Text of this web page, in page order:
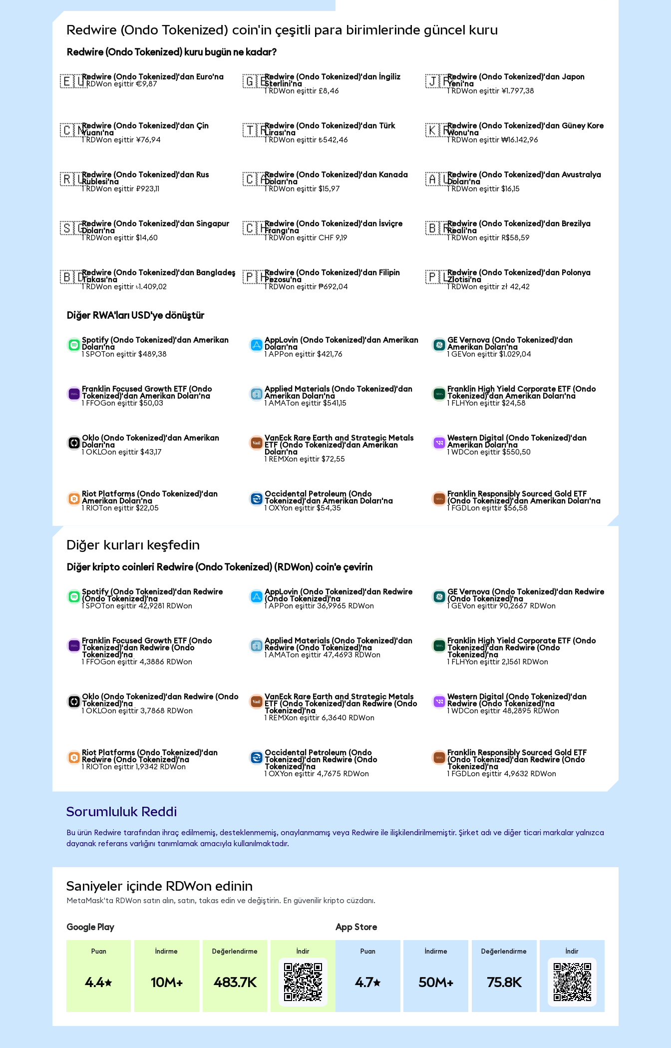
Redwire (Ondo Tokenized) coin'in çeşitli para birimlerinde güncel kuru
Redwire (Ondo Tokenized) kuru bugün ne kadar?
🇪🇺Redwire (Ondo Tokenized)'dan Euro'na
1 RDWon eşittir €9,87
🇬🇧Redwire (Ondo Tokenized)'dan İngiliz
Sterlini'na
1 RDWon eşittir £8,46
🇯🇵Redwire (Ondo Tokenized)'dan Japon
Yeni'na
1 RDWon eşittir ¥1.797,38
🇨🇳Redwire (Ondo Tokenized)'dan Çin
Yuanı'na
1 RDWon eşittir ¥76,94
🇹🇷Redwire (Ondo Tokenized)'dan Türk
Lirası'na
1 RDWon eşittir ₺542,46
🇰🇷Redwire (Ondo Tokenized)'dan Güney Kore
Wonu'na
1 RDWon eşittir ₩16.142,96
🇷🇺Redwire (Ondo Tokenized)'dan Rus
Rublesi'na
1 RDWon eşittir ₽923,11
🇨🇦Redwire (Ondo Tokenized)'dan Kanada
Doları'na
1 RDWon eşittir $15,97
🇦🇺Redwire (Ondo Tokenized)'dan Avustralya
Doları'na
1 RDWon eşittir $16,15
🇸🇬Redwire (Ondo Tokenized)'dan Singapur
Doları'na
1 RDWon eşittir $14,60
🇨🇭Redwire (Ondo Tokenized)'dan İsviçre
Frangı'na
1 RDWon eşittir CHF 9,19
🇧🇷Redwire (Ondo Tokenized)'dan Brezilya
Reali'na
1 RDWon eşittir R$58,59
🇧🇩Redwire (Ondo Tokenized)'dan Bangladeş
Takası'na
1 RDWon eşittir ৳1.409,02
🇵🇭Redwire (Ondo Tokenized)'dan Filipin
Pezosu'na
1 RDWon eşittir ₱692,04
🇵🇱Redwire (Ondo Tokenized)'dan Polonya
Zlotisi'na
1 RDWon eşittir zł 42,42
Diğer RWA'ları USD'ye dönüştür
Spotify (Ondo Tokenized)'dan Amerikan
Doları'na
1 SPOTon eşittir $489,38
AppLovin (Ondo Tokenized)'dan Amerikan
Doları'na
1 APPon eşittir $421,76
GE Vernova (Ondo Tokenized)'dan
Amerikan Doları'na
1 GEVon eşittir $1.029,04
Franklin Focused Growth ETF (Ondo
Tokenized)'dan Amerikan Doları'na
1 FFOGon eşittir $50,03
Applied Materials (Ondo Tokenized)'dan
Amerikan Doları'na
1 AMATon eşittir $541,15
Franklin High Yield Corporate ETF (Ondo
Tokenized)'dan Amerikan Doları'na
1 FLHYon eşittir $24,58
Oklo (Ondo Tokenized)'dan Amerikan
Doları'na
1 OKLOon eşittir $43,17
VanEck Rare Earth and Strategic Metals
ETF (Ondo Tokenized)'dan Amerikan
Doları'na
1 REMXon eşittir $72,55
Western Digital (Ondo Tokenized)'dan
Amerikan Doları'na
1 WDCon eşittir $550,50
Riot Platforms (Ondo Tokenized)'dan
Amerikan Doları'na
1 RIOTon eşittir $22,05
Occidental Petroleum (Ondo
Tokenized)'dan Amerikan Doları'na
1 OXYon eşittir $54,35
Franklin Responsibly Sourced Gold ETF
(Ondo Tokenized)'dan Amerikan Doları'na
1 FGDLon eşittir $56,58
Diğer kurları keşfedin
Diğer kripto coinleri Redwire (Ondo Tokenized) (RDWon) coin'e çevirin
Spotify (Ondo Tokenized)'dan Redwire
(Ondo Tokenized)'na
1 SPOTon eşittir 42,9281 RDWon
AppLovin (Ondo Tokenized)'dan Redwire
(Ondo Tokenized)'na
1 APPon eşittir 36,9965 RDWon
GE Vernova (Ondo Tokenized)'dan Redwire
(Ondo Tokenized)'na
1 GEVon eşittir 90,2667 RDWon
Franklin Focused Growth ETF (Ondo
Tokenized)'dan Redwire (Ondo
Tokenized)'na
1 FFOGon eşittir 4,3886 RDWon
Applied Materials (Ondo Tokenized)'dan
Redwire (Ondo Tokenized)'na
1 AMATon eşittir 47,4693 RDWon
Franklin High Yield Corporate ETF (Ondo
Tokenized)'dan Redwire (Ondo
Tokenized)'na
1 FLHYon eşittir 2,1561 RDWon
Oklo (Ondo Tokenized)'dan Redwire (Ondo
Tokenized)'na
1 OKLOon eşittir 3,7868 RDWon
VanEck Rare Earth and Strategic Metals
ETF (Ondo Tokenized)'dan Redwire (Ondo
Tokenized)'na
1 REMXon eşittir 6,3640 RDWon
Western Digital (Ondo Tokenized)'dan
Redwire (Ondo Tokenized)'na
1 WDCon eşittir 48,2895 RDWon
Riot Platforms (Ondo Tokenized)'dan
Redwire (Ondo Tokenized)'na
1 RIOTon eşittir 1,9342 RDWon
Occidental Petroleum (Ondo
Tokenized)'dan Redwire (Ondo
Tokenized)'na
1 OXYon eşittir 4,7675 RDWon
Franklin Responsibly Sourced Gold ETF
(Ondo Tokenized)'dan Redwire (Ondo
Tokenized)'na
1 FGDLon eşittir 4,9632 RDWon
Sorumluluk Reddi
Bu ürün Redwire tarafından ihraç edilmemiş, desteklenmemiş, onaylanmamış veya Redwire ile ilişkilendirilmemiştir. Şirket adı ve diğer ticari markalar yalnızca
dayanak referans varlığını tanımlamak amacıyla kullanılmaktadır.
Saniyeler içinde RDWon edinin
MetaMask'ta RDWon satın alın, satın, takas edin ve değiştirin. En güvenilir kripto cüzdanı.
Google Play
Puan
4.4
İndirme
10M+
Değerlendirme
483.7K
İndir
App Store
Puan
4.7
İndirme
50M+
Değerlendirme
75.8K
İndir